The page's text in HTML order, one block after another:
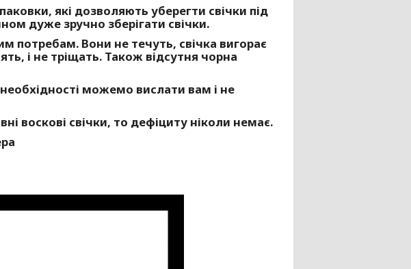
які дозволяють уберегти свічки під
дуже зручно зберігати свічки.
потребам. Вони не течуть, свічка вигорає
і не тріщать. Також відсутня чорна
можемо вислати вам і не
воскові свічки, то дефіциту ніколи немає.